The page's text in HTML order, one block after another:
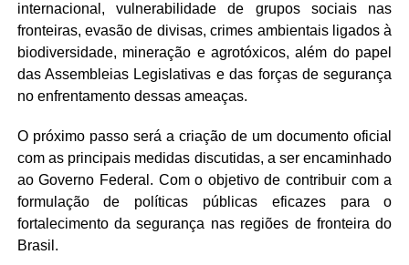
internacional, vulnerabilidade de grupos sociais nas
fronteiras, evasão de divisas, crimes ambientais ligados à
biodiversidade, mineração e agrotóxicos, além do papel
das Assembleias Legislativas e das forças de segurança
no enfrentamento dessas ameaças.
O próximo passo será a criação de um documento oficial
com as principais medidas discutidas, a ser encaminhado
ao Governo Federal. Com o objetivo de contribuir com a
formulação de políticas públicas eficazes para o
fortalecimento da segurança nas regiões de fronteira do
Brasil.